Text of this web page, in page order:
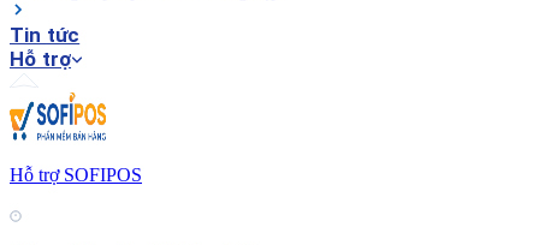
Tin tức
Hỗ trợ
Hỗ trợ SOFIPOS